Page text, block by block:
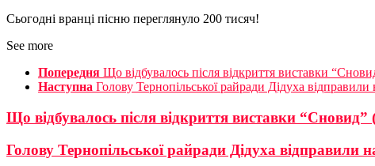
Сьогодні вранці пісню переглянуло 200 тисяч!
See more
Попередня Що відбувалось після відкриття виставки
Наступна Голову Тернопільської райради Дідуха відправили
Що відбувалось після відкриття виставки “Сновид”
Голову Тернопільської райради Дідуха відправили